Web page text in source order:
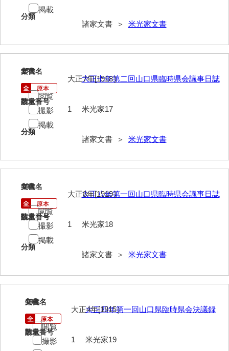
木村家文書
木村一人文書
清川家文書
国司家文書
国光家文書
国守家文書
国行家文書
熊野家文書（防府市）
蔵田家文書
倉橋家文書
栗林家文書
分類
諸家文書 ＞ 米光家文書
掲載
17
文書名
大正七年第二回山口県臨時県会議事日誌
請求番号
米光家17
分類
諸家文書 ＞ 米光家文書
年代
大正7年[1918］
数量
1
閲覧
撮影
掲載
18
文書名
大正八年第一回山口県臨時県会議事日誌
請求番号
米光家18
分類
諸家文書 ＞ 米光家文書
年代
大正8年[1919］
数量
1
閲覧
撮影
掲載
19
文書名
大正四年第一回山口県臨時県会決議録
請求番号
米光家19
年代
大正4年[1915］
数量
1
閲覧
撮影